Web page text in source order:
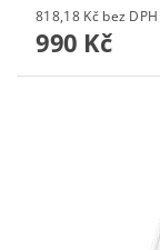
818,18 Kč bez DPH
990 Kč